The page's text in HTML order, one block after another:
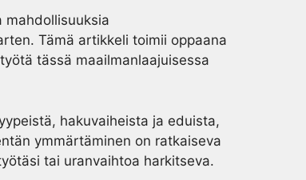
mahdollisuuksia
Tämä artikkeli toimii oppaana
tässä maailmanlaajuisessa
hakuvaiheista ja eduista,
ymmärtäminen on ratkaiseva
tai uranvaihtoa harkitseva.